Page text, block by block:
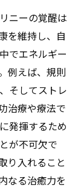
ニーの覚醒は
を維持し、自
でエネルギー
例えば、規則
そしてストレ
治療や療法で
発揮するため
が不可欠で
り入れること
なる治癒力を